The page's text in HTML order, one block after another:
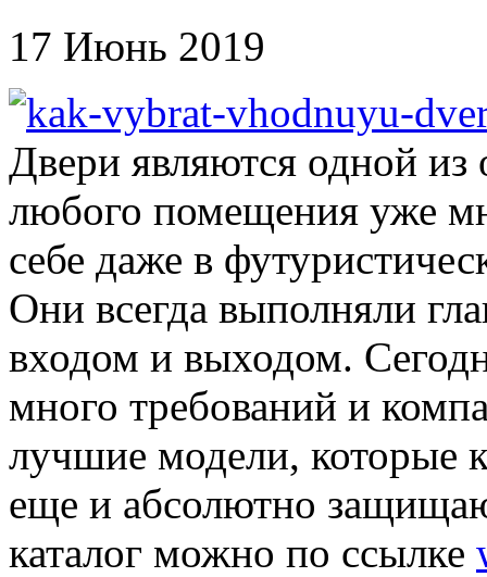
17 Июнь 2019
Двери являются одной
любого помещения уже
себе даже в
Они всегда выполняли
входом и выходом.
много требований и
лучшие модели, которые
еще и абсолютно
каталог можно по ссылке